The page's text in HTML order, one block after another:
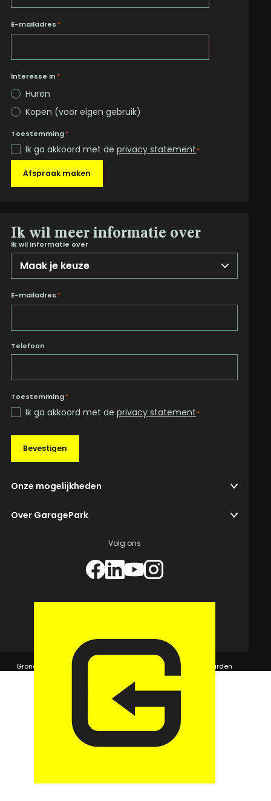
E-mailadres *
Interesse in *
Huren
Kopen (voor eigen gebruik)
Toestemming*
Ik ga akkoord met deprivacy statement*
Afspraak maken
Ik wil meer informatie over
Ik wil informatie over
E-mailadres *
Telefoon
Toestemming*
Ik ga akkoord met deprivacy statement*
Bevestigen
Onze mogelijkheden
Over GaragePark
Volg ons
© 2026 GaragePark.
Grondposities
365Beheer & GaragePark Algemene voorwaarden